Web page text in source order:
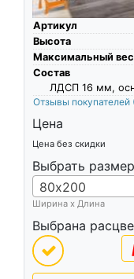
Артикул
Высота
Максимальный вес
Состав
ЛДСП 16 мм,
Отзывы покупателей
Цена
Цена без скидки
Выбрать размер
80х200
Ширина х Длина
Выбрана